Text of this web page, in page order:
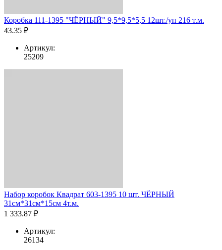
Коробка 111-1395 "ЧЁРНЫЙ" 9,5*9,5*5,5 12шт./уп 216 т.м.
43.35 ₽
Артикул:
25209
Набор коробок Квадрат 603-1395 10 шт. ЧЁРНЫЙ
31см*31см*15см 4т.м.
1 333.87 ₽
Артикул:
26134